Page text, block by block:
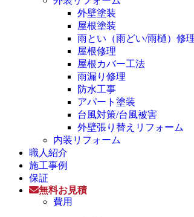
外壁塗装
屋根塗装
雨とい（雨どい/雨樋）修
屋根修理
屋根カバー工法
雨漏り修理
防水工事
アパート塗装
台風対策/台風被害
外壁張り替えリフォーム
内装リフォーム
職人紹介
施工事例
保証
無料お見積
費用